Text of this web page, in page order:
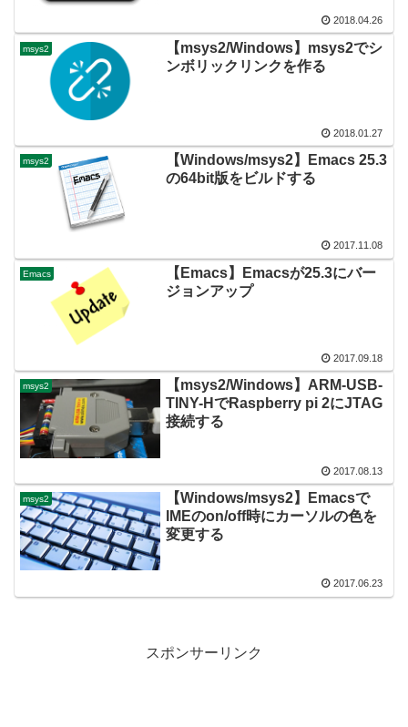
2018.04.26
msys2
【msys2/Windows】msys2でシ
ンボリックリンクを作る
2018.01.27
msys2
【Windows/msys2】Emacs 25.3
の64bit版をビルドする
2017.11.08
Emacs
【Emacs】Emacsが25.3にバー
ジョンアップ
2017.09.18
msys2
【msys2/Windows】ARM-USB-
TINY-HでRaspberry pi 2にJTAG
接続する
2017.08.13
msys2
【Windows/msys2】Emacsで
IMEのon/off時にカーソルの色を
変更する
2017.06.23
スポンサーリンク